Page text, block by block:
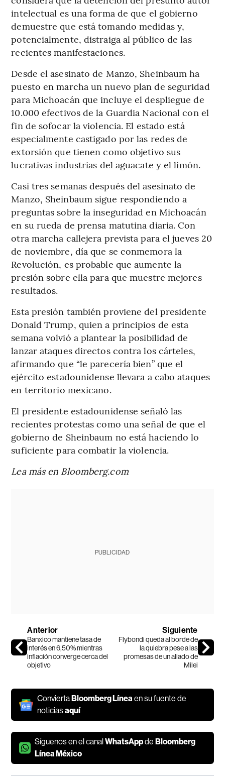
intelectual es una forma de que el gobierno
demuestre que está tomando medidas y,
potencialmente, distraiga al público de las
recientes manifestaciones.
Desde el asesinato de Manzo, Sheinbaum ha
puesto en marcha un nuevo plan de seguridad
para Michoacán que incluye el despliegue de
10.000 efectivos de la Guardia Nacional con el
fin de sofocar la violencia. El estado está
especialmente castigado por las redes de
extorsión que tienen como objetivo sus
lucrativas industrias del aguacate y el limón.
Casi tres semanas después del asesinato de
Manzo, Sheinbaum sigue respondiendo a
preguntas sobre la inseguridad en Michoacán
en su rueda de prensa matutina diaria. Con
otra marcha callejera prevista para el jueves 20
de noviembre, día que se conmemora la
Revolución, es probable que aumente la
presión sobre ella para que muestre mejores
resultados.
Esta presión también proviene del presidente
Donald Trump, quien a principios de esta
semana volvió a plantear la posibilidad de
lanzar ataques directos contra los cárteles,
afirmando que “le parecería bien” que el
ejército estadounidense llevara a cabo ataques
en territorio mexicano.
El presidente estadounidense señaló las
recientes protestas como una señal de que el
gobierno de Sheinbaum no está haciendo lo
suficiente para combatir la violencia.
Lea más en Bloomberg.com
PUBLICIDAD
Anterior
Banxico mantiene tasa de
interés en 6,50% mientras
inflación converge cerca del
objetivo
Siguiente
Flybondi queda al borde de
la quiebra pese a las
promesas de un aliado de
Milei
Convierta Bloomberg Líneaen su fuente de
noticiasaquí
Síguenos en el canalWhatsAppde Bloomberg
Línea México